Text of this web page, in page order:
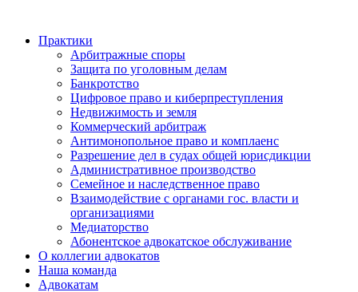
Практики
Арбитражные споры
Защита по уголовным делам
Банкротство
Цифровое право и киберпреступления
Недвижимость и земля
Коммерческий арбитраж
Антимонопольное право и комплаенс
Разрешение дел в судах общей юрисдикции
Административное производство
Семейное и наследственное право
Взаимодействие с органами гос. власти и
организациями
Медиаторство
Абонентское адвокатское обслуживание
О коллегии адвокатов
Наша команда
Адвокатам